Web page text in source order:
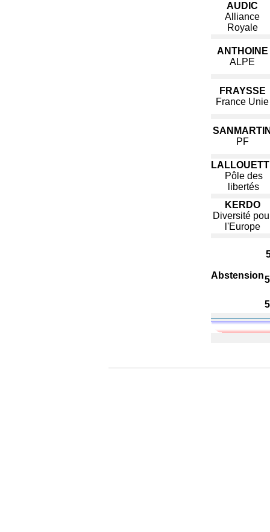
AUDIC
Alliance
Royale
ANTHOINE
ALPE
FRAYSSE
France Unie
PF
Pôle des
libertés
KERDO
Diversité
l'Europe
A bstension